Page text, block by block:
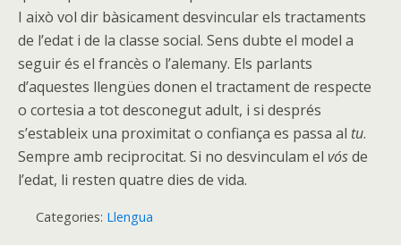
I això vol dir bàsicament desvincular els tractaments
de l’edat i de la classe social. Sens dubte el model a
seguir és el francès o l’alemany. Els parlants
d’aquestes llengües donen el tractament de respecte
o cortesia a tot desconegut adult, i si després
s’estableix una proximitat o confiança es passa al tu.
Sempre amb reciprocitat. Si no desvinculam el vósde
l’edat, li resten quatre dies de vida.
Categories: Llengua